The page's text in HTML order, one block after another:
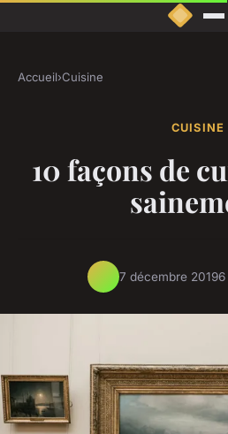
Accueil›Cuisine
CUISINE
10 façons de
7 décembre 20196